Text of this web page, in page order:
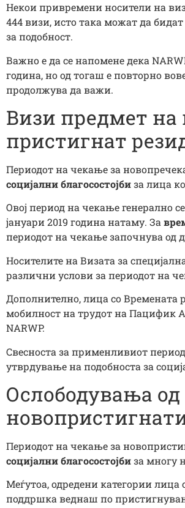
Некои привремени носители на
444 визи, исто така можат да
за подобност.
Важно е да се напомене дека
година, но од тогаш е повторно
продолжува да важи.
Визи предмет на
пристигнат
Периодот на чекање за
социјални благосостојбиза лица
Овој период на чекање генерално
јануари 2019 година натаму. За
периодот на чекање започнува од
Носителите на Визата за
различни услови за периодот на
Дополнително, лица со Времената
мобилност на трудот на Пацифик
NARWP.
Свесноста за применливиот
утврдување на подобноста за
Ослободувања
Периодот на чекање за
социјални благосостојбиза многу
Меѓутоа, одредени категории лица
поддршка веднаш по